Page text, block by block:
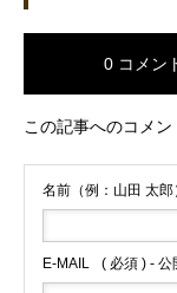
0 コメン
この記事へのコメン
名前（例：山田 太郎
E-MAIL ( 必須 ) - 公